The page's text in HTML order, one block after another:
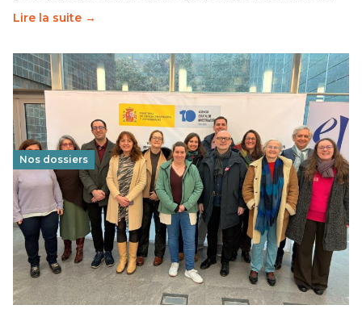
Lire la suite →
Nos dossiers
Éducation au vivre-ensemble : un échange croisé
franco-espagnol pour changer d’approche
29 juin 2026-National
Cette année, l'UNSA Éducation a mené un projet Erasmus
soutenu par l'union Européenne et centré sur l'éducation
au vivre-ensemble : quelles différences entre la France…